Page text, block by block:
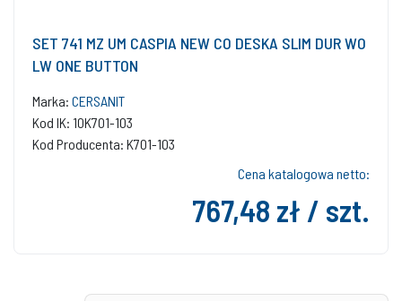
SET 741 MZ UM CASPIA NEW CO DESKA SLIM DUR WO
LW ONE BUTTON
Marka: CERSANIT
Kod IK: 10K701-103
Kod Producenta: K701-103
Cena katalogowa netto:
767,48 zł / szt.